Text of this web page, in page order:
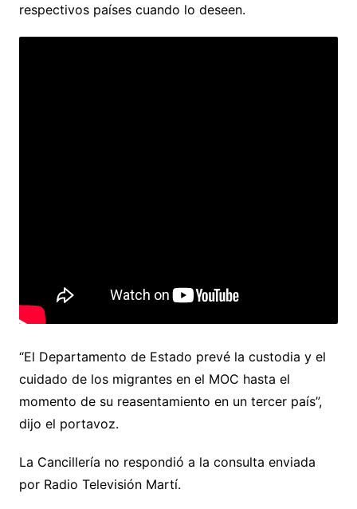
respectivos países cuando lo deseen.
“El Departamento de Estado prevé la custodia y el
cuidado de los migrantes en el MOC hasta el
momento de su reasentamiento en un tercer país”,
dijo el portavoz.
La Cancillería no respondió a la consulta enviada
por Radio Televisión Martí.